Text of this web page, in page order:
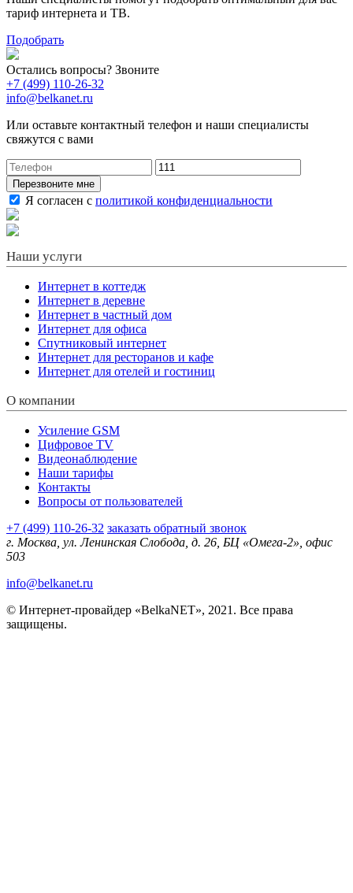
тариф интернета и ТВ.
Подобрать
Остались вопросы? Звоните
+7 (499) 110-26-32
info@belkanet.ru
Или оставьте контактный телефон и наши специалисты
свяжутся с вами
Перезвоните мне
Я согласен с политикой конфиденциальности
Наши услуги
Интернет в коттедж
Интернет в деревне
Интернет в частный дом
Интернет для офиса
Спутниковый интернет
Интернет для ресторанов и кафе
Интернет для отелей и гостиниц
О компании
Усиление GSM
Цифровое TV
Видеонаблюдение
Наши тарифы
Контакты
Вопросы от пользователей
+7 (499) 110-26-32 заказать обратный звонок
г. Москва, ул. Ленинская Слобода, д. 26, БЦ «Омега-2», офис
503
info@belkanet.ru
© Интернет-провайдер «BelkaNET», 2021. Все права
защищены.